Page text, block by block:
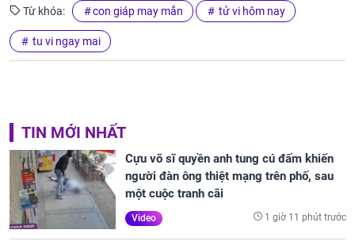
Từ khóa: con giáp may mắn tử vi hôm nay
tu vi ngay mai
TIN MỚI NHẤT
Cựu võ sĩ quyền anh tung cú đấm khiến
người đàn ông thiệt mạng trên phố, sau
một cuộc tranh cãi
Video 1 giờ 11 phút trước